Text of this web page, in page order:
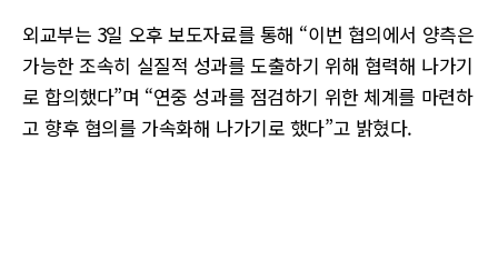
외교부는 3일 오후 보도자료를 통해 “이번 협의에서 양측은
가능한 조속히 실질적 성과를 도출하기 위해 협력해 나가기
로 합의했다”며 “연중 성과를 점검하기 위한 체계를 마련하
고 향후 협의를 가속화해 나가기로 했다”고 밝혔다.